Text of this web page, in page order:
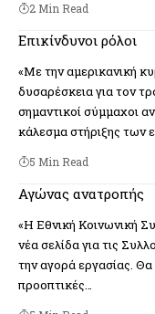
2 Min Read
Επικίνδυνοι ρόλοι
«Με την αμερικανική
δυσαρέσκεια για τον
σημαντικοί σύμμαχοι
κάλεσμα στήριξης των
5 Min Read
Αγώνας ανατροπής
«Η Εθνική Κοινωνική
νέα σελίδα για τις
την αγορά εργασίας. Θα
προοπτικές…